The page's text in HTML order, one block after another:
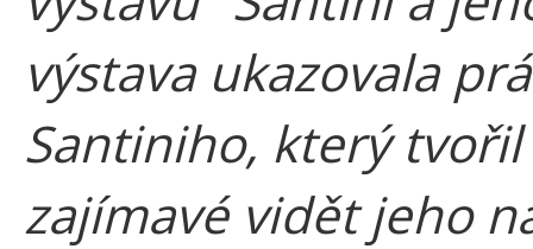
výstava ukazovala
Santiniho, který
zajímavé vidět jeho